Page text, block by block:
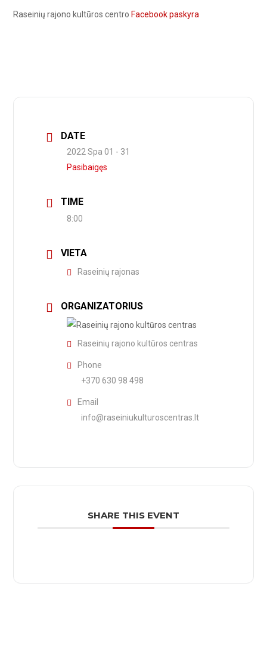
Raseinių rajono kultūros centro Facebook paskyra
DATE
2022 Spa 01 - 31
Pasibaigęs
TIME
8:00
VIETA
Raseinių rajonas
ORGANIZATORIUS
Raseinių rajono kultūros centras
Phone
+370 630 98 498
Email
info@raseiniukulturoscentras.lt
SHARE THIS EVENT